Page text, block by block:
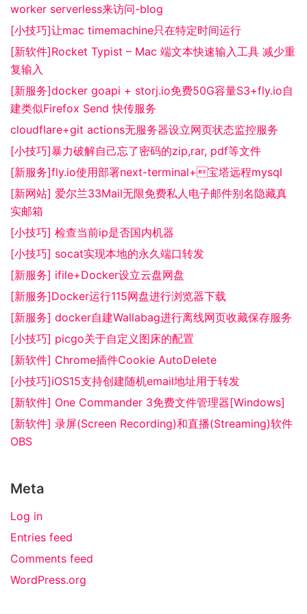
worker serverless来访问-blog
[小技巧]让mac timemachine只在特定时间运行
[新软件]Rocket Typist – Mac 端文本快速输入工具 减少重
复输入
[新服务]docker goapi + storj.io免费50G容量S3+fly.io自
建类似Firefox Send 快传服务
cloudflare+git actions无服务器设立网页状态监控服务
[小技巧]暴力破解自己忘了密码的zip,rar, pdf等文件
[新服务]fly.io使用部署next-terminal+宝塔远程mysql
[新网站] 爱尔兰33Mail无限免费私人电子邮件别名隐藏真
实邮箱
[小技巧] 检查当前ip是否国内机器
[小技巧] socat实现本地的永久端口转发
[新服务] ifile+Docker设立云盘网盘
[新服务]Docker运行115网盘进行浏览器下载
[新服务] docker自建Wallabag进行离线网页收藏保存服务
[小技巧] picgo关于自定义图床的配置
[新软件] Chrome插件Cookie AutoDelete
[小技巧]iOS15支持创建随机email地址用于转发
[新软件] One Commander 3免费文件管理器[Windows]
[新软件] 录屏(Screen Recording)和直播(Streaming)软件
OBS
Meta
Log in
Entries feed
Comments feed
WordPress.org